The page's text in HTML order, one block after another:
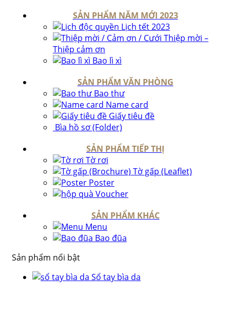
SẢN PHẨM NĂM MỚI 2023
Lịch tết 2023
Thiệp mời –
Thiệp cảm ơn
Bao lì xì
SẢN PHẨM VĂN PHÒNG
Bao thư
Name card
Giấy tiêu đề
Bìa hồ sơ (Folder)
SẢN PHẨM TIẾP THỊ
Tờ rơi
Tờ gấp (Leaflet)
Poster
Voucher
SẢN PHẨM KHÁC
Menu
Bao đũa
Sản phẩm nổi bật
Sổ tay bìa da